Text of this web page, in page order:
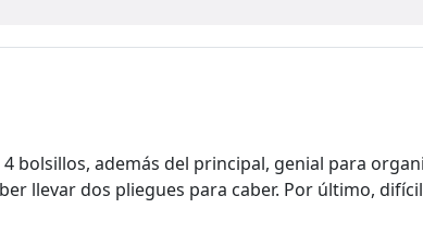
bolsillos, además del principal, genial para
llevar dos pliegues para caber. Por último,